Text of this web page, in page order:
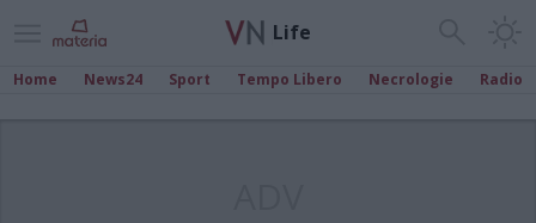
Life
Home News24 Sport Tempo Libero Necrologie Radio